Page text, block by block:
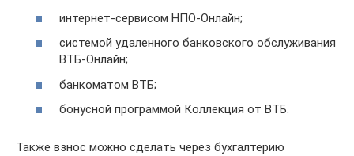
интернет-сервисом НПО-Онлайн;
системой удаленного банковского обслуживания
ВТБ-Онлайн;
банкоматом ВТБ;
бонусной программой Коллекция от ВТБ.
Также взнос можно сделать через бухгалтерию